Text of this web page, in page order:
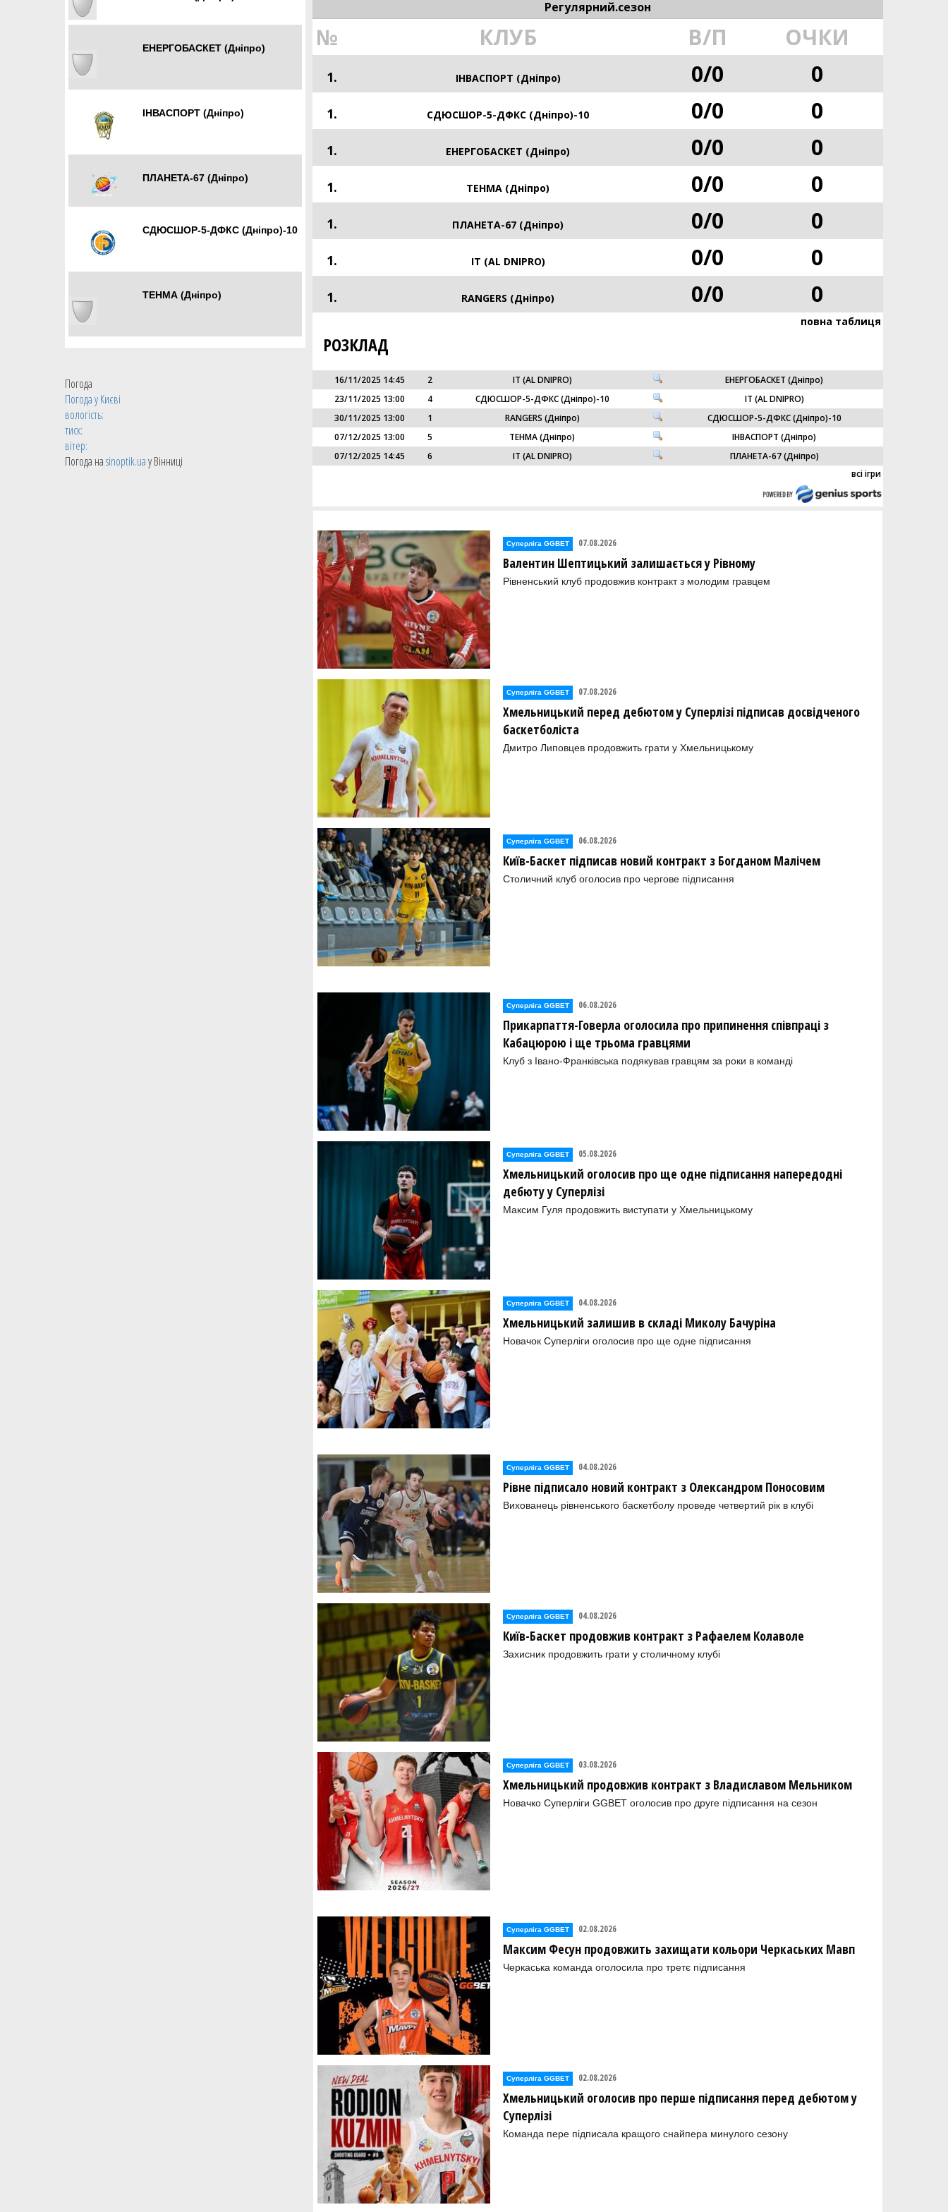
ЕНЕРГОБАСКЕТ (Дніпро)
ІНВАСПОРТ (Дніпро)
ПЛАНЕТА-67 (Дніпро)
СДЮСШОР-5-ДФКС (Дніпро)-10
ТЕНМА (Дніпро)
Погода
Погода уКиєві
вологість:
тиск:
вітер:
Погода наsinoptik.uaу Вінниці
Регулярний.сезон
№ КЛУБ В/П ОЧКИ
1. ІНВАСПОРТ (Дніпро) 0/0 0
1. СДЮСШОР-5-ДФКС (Дніпро)-10 0/0 0
1. ЕНЕРГОБАСКЕТ (Дніпро) 0/0 0
1. ТЕНМА (Дніпро) 0/0 0
1. ПЛАНЕТА-67 (Дніпро) 0/0 0
1. IT (AL DNIPRO) 0/0 0
1. RANGERS (Дніпро) 0/0 0
повна таблиця
РОЗКЛАД
16/11/2025 14:45 2 IT (AL DNIPRO)
ЕНЕРГОБАСКЕТ (Дніпро)
23/11/2025 13:00
4 СДЮСШОР-5-ДФКС (Дніпро)-10
IT (AL DNIPRO)
30/11/2025 13:00
1 RANGERS (Дніпро)
СДЮСШОР-5-ДФКС (Дніпро)-10
07/12/2025 13:00
5 ТЕНМА (Дніпро)
ІНВАСПОРТ (Дніпро)
07/12/2025 14:45
6 IT (AL DNIPRO)
ПЛАНЕТА-67 (Дніпро)
всі ігри
Суперліга GGBET 07.08.2026
Валентин Шептицький залишається у Рівному
Рівненський клуб продовжив контракт з молодим гравцем
Суперліга GGBET 07.08.2026
Хмельницький перед дебютом у Суперлізі підписав досвідченого
баскетболіста
Дмитро Липовцев продовжить грати у Хмельницькому
Суперліга GGBET 06.08.2026
Київ-Баскет підписав новий контракт з Богданом Малічем
Столичний клуб оголосив про чергове підписання
Суперліга GGBET 06.08.2026
Прикарпаття-Говерла оголосила про припинення співпраці з
Кабацюрою і ще трьома гравцями
Клуб з Івано-Франківська подякував гравцям за роки в команді
Суперліга GGBET 05.08.2026
Хмельницький оголосив про ще одне підписання напередодні
дебюту у Суперлізі
Максим Гуля продовжить виступати у Хмельницькому
Суперліга GGBET 04.08.2026
Хмельницький залишив в складі Миколу Бачуріна
Новачок Суперліги оголосив про ще одне підписання
Суперліга GGBET 04.08.2026
Рівне підписало новий контракт з Олександром Поносовим
Вихованець рівненського баскетболу проведе четвертий рік в клубі
Суперліга GGBET 04.08.2026
Київ-Баскет продовжив контракт з Рафаелем Колаволе
Захисник продовжить грати у столичному клубі
Суперліга GGBET 03.08.2026
Хмельницький продовжив контракт з Владиславом Мельником
Новачко Суперліги GGBET оголосив про друге підписання на сезон
Суперліга GGBET 02.08.2026
Максим Фесун продовжить захищати кольори Черкаських Мавп
Черкаська команда оголосила про третє підписання
Суперліга GGBET 02.08.2026
Хмельницький оголосив про перше підписання перед дебютом у
Суперлізі
Команда пере підписала кращого снайпера минулого сезону